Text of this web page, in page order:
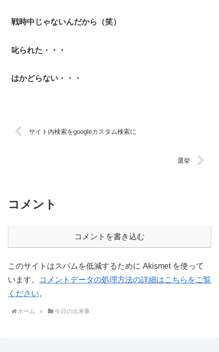
戦時中じゃないんだから（笑）
叱られた・・・
はかどらない・・・
サイト内検索をgoogleカスタム検索に
選挙
コメント
コメントを書き込む
このサイトはスパムを低減するために Akismet を使って
います。
コメントデータの処理方法の詳細はこちらをご覧
ください。
ホーム 今日の出来事